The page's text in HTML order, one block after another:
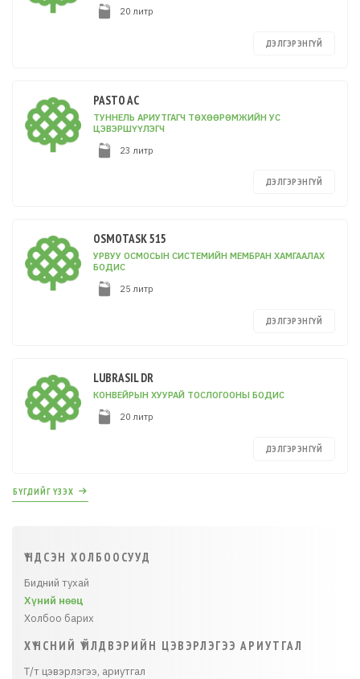
20 литр
ДЭЛГЭРЭНГҮЙ
PASTO AC
ТУННЕЛЬ АРИУТГАГЧ ТӨХӨӨРӨМЖИЙН УС
ЦЭВЭРШҮҮЛЭГЧ
23 литр
ДЭЛГЭРЭНГҮЙ
OSMOTASK 515
УРВУУ ОСМОСЫН СИСТЕМИЙН МЕМБРАН ХАМГААЛАХ
БОДИС
25 литр
ДЭЛГЭРЭНГҮЙ
LUBRASIL DR
КОНВЕЙРЫН ХУУРАЙ ТОСЛОГООНЫ БОДИС
20 литр
ДЭЛГЭРЭНГҮЙ
БҮГДИЙГ ҮЗЭХ
ҮНДСЭН ХОЛБООСУУД
Бидний тухай
Хүний нөөц
Холбоо барих
ХҮНСНИЙ ҮЙЛДВЭРИЙН ЦЭВЭРЛЭГЭЭ АРИУТГАЛ
Т/т цэвэрлэгээ, ариутгал